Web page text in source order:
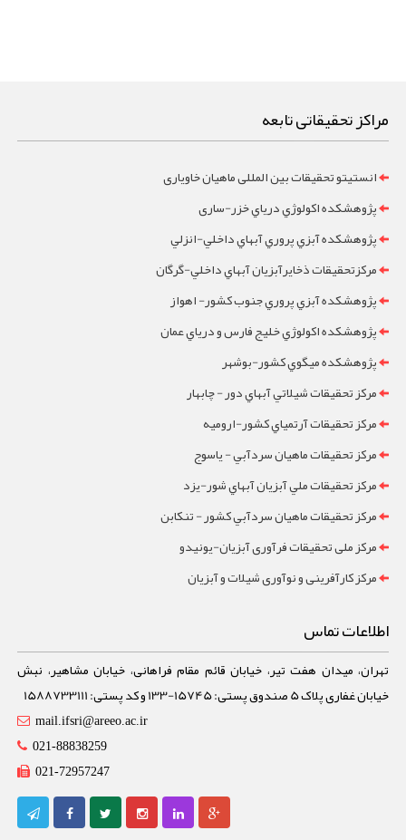
مراکز تحقیقاتی تابعه
انستیتو تحقیقات بین المللی ماهیان خاویاری
پژوهشکده اکولوژي درياي خزر-ساری
پژوهشکده آبزي پروري آبهاي داخلي-انزلي
مرکزتحقيقات ذخايرآبزيان آبهاي داخلي-گرگان
پژوهشکده آبزي پروري جنوب کشور- اهواز
پژوهشکده اکولوژي خليج فارس و درياي عمان
پژوهشکده ميگوي کشور-بوشهر
مرکز تحقيقات شيلاتي آبهاي دور - چابهار
مرکز تحقيقات آرتمياي کشور-ارومیه
مرکز تحقيقات ماهيان سردآبي - ياسوج
مرکز تحقيقات ملي آبزيان آبهاي شور-یزد
مرکز تحقيقات ماهيان سردآبي کشور - تنکابن
مرکز ملی تحقیقات فرآوری آبزیان-یونیدو
مرکز کارآفرینی و نوآوری شیلات و آبزیان
اطلاعات تماس
تهران، میدان هفت تیر، خیابان قائم مقام فراهانی، خیابان مشاهیر، نبش
خیابان غفاری پلاک 5 صندوق پستی: 15745-133 و کد پستی: 1588733111
mail.ifsri@areeo.ac.ir
021-88838259
021-72957247